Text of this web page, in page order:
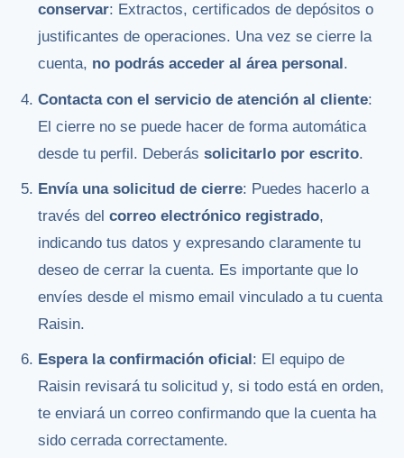
conservar: Extractos, certificados de depósitos o
justificantes de operaciones. Una vez se cierre la
cuenta, no podrás acceder al área personal .
Contacta con el servicio de atención al cliente:
El cierre no se puede hacer de forma automática
desde tu perfil. Deberássolicitarlo por escrito.
Envía una solicitud de cierre: Puedes hacerlo a
través delcorreo electrónico registrado,
indicando tus datos y expresando claramente tu
deseo de cerrar la cuenta. Es importante que lo
envíes desde el mismo email vinculado a tu cuenta
Raisin.
Espera la confirmación oficial : El equipo de
Raisin revisará tu solicitud y, si todo está en orden,
te enviará un correo confirmando que la cuenta ha
sido cerrada correctamente.